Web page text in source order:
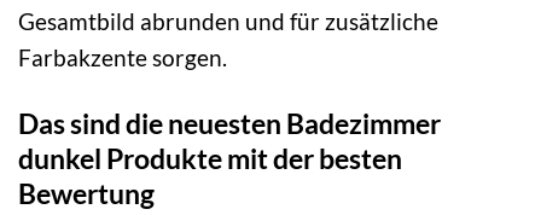
Gesamtbild abrunden und für zusätzliche
Farbakzente sorgen.
Das sind die neuesten Badezimmer
dunkel Produkte mit der besten
Bewertung